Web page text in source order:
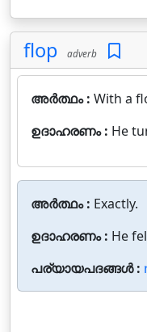
flop adverb
അർത്ഥം : With a
ഉദാഹരണം : He
അർത്ഥം : Exactly.
ഉദാഹരണം : He
പര്യായപദങ്ങൾ :